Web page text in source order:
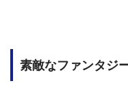
素敵なファンタジ